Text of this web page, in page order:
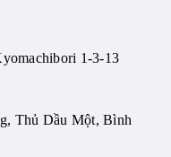
1-3-13
Thủ Dầu Một, Bình